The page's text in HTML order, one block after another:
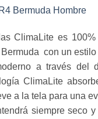
219,900.
$
Bermuda Hombre
ClimaLite es
con un
a través del
ClimaLite
a la tela para una
siempre seco y